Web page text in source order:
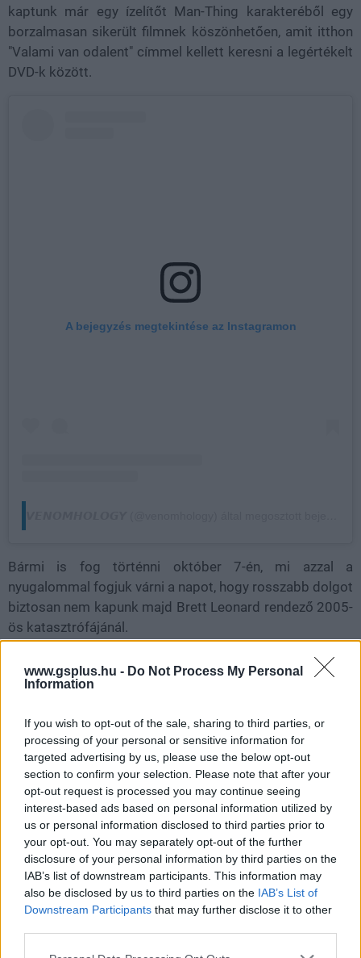
www.gsplus.hu - Do Not Process My Personal
Information
If you wish to opt-out of the sale, sharing to third parties, or
processing of your personal or sensitive information for
targeted advertising by us, please use the below opt-out
section to confirm your selection. Please note that after your
opt-out request is processed you may continue seeing
interest-based ads based on personal information utilized by
us or personal information disclosed to third parties prior to
your opt-out. You may separately opt-out of the further
disclosure of your personal information by third parties on the
IAB’s list of downstream participants. This information may
also be disclosed by us to third parties on the IAB’s List of
Downstream Participants that may further disclose it to other
Please note that this website/app uses one or more Google
kaptunk már egy ízelítőt Man-Thing karakteréből egy
borzalmasan sikerült filmnek köszönhetően, amit itthon
"Valami van odalent" címmel kellett keresni a legértékelt
DVD-k között.
A bejegyzés megtekintése az Instagramon
Bármi is fog történni október 7-én, mi azzal a
nyugalommal fogjuk várni a napot, hogy rosszabb dolgot
biztosan nem kapunk majd Brett Leonard rendező 2005-
ös katasztrófájánál.
SMASH by Meló-Diák: Homok, zene és a nyár legjobb
hangulata – Jön a második forduló! (X)